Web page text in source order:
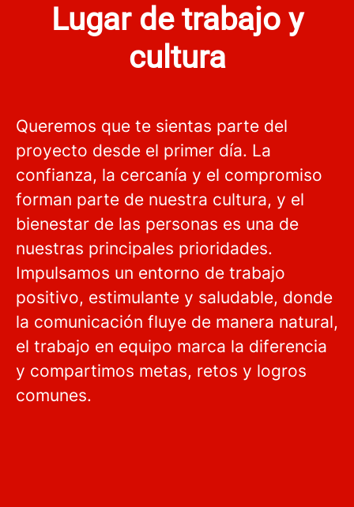
Lugar de trabajo y
cultura
Queremos que te sientas parte del
proyecto desde el primer día. La
confianza, la cercanía y el compromiso
forman parte de nuestra cultura, y el
bienestar de las personas es una de
nuestras principales prioridades.
Impulsamos un entorno de trabajo
positivo, estimulante y saludable, donde
la comunicación fluye de manera natural,
el trabajo en equipo marca la diferencia
y compartimos metas, retos y logros
comunes.